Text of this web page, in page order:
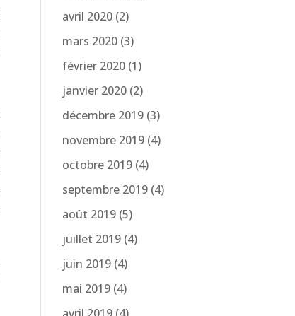
avril 2020 (2)
mars 2020 (3)
février 2020 (1)
janvier 2020 (2)
décembre 2019 (3)
novembre 2019 (4)
octobre 2019 (4)
septembre 2019 (4)
août 2019 (5)
juillet 2019 (4)
juin 2019 (4)
mai 2019 (4)